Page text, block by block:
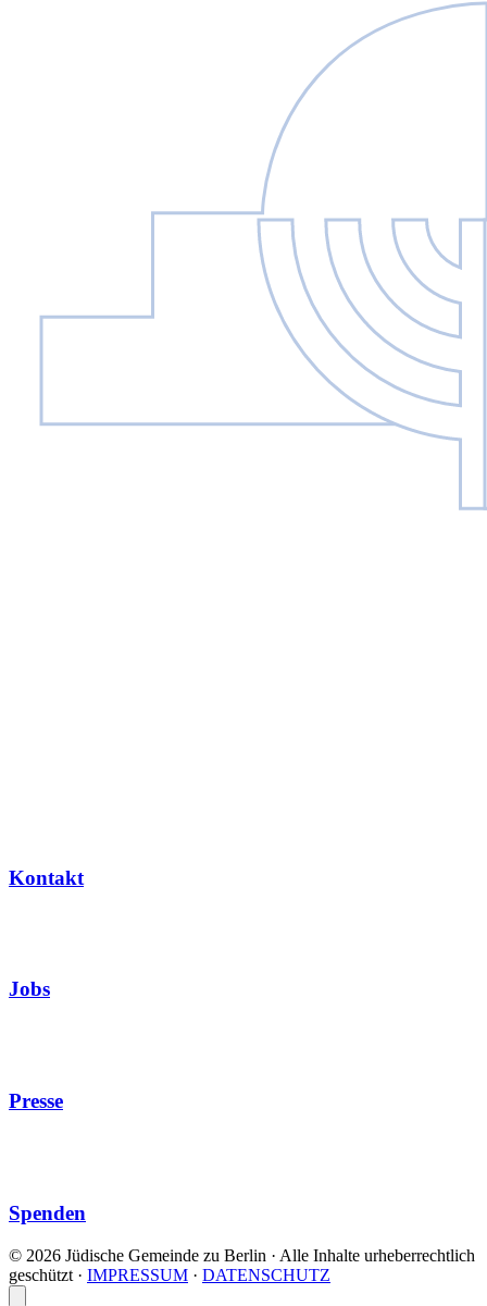
Kontakt
Jobs
Presse
Spenden
© 2026 Jüdische Gemeinde zu Berlin · Alle Inhalte urheberrechtlich
geschützt · IMPRESSUM · DATENSCHUTZ